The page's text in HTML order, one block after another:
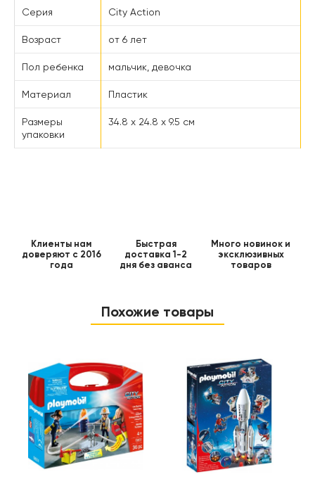
Серия City Action
Возраст от 6 лет
Пол ребенка мальчик, девочка
Материал Пластик
Размеры
упаковки
34.8 x 24.8 x 9.5 см
Клиенты нам
доверяют с 2016
года
Быстрая
доставка 1-2
дня без аванса
Много новинок и
эксклюзивных
товаров
Похожие товары